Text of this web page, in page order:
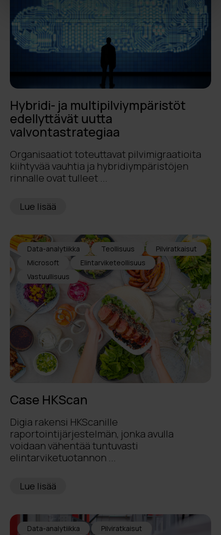
Hybridi- ja multipilviympäristöt
edellyttävät uutta
valvontastrategiaa
Organisaatiot toteuttavat pilvimigraatioita
kiihtyvää vauhtia ja hybridiympäristöjen
rinnalle ovat tulleet ...
Lue lisää
Data-analytiikka Teollisuus
Pilviratkaisut
Microsoft
Elintarviketeollisuus
Vastuullisuus
Case HKScan
Digia rakensi HKScanille
raportointijärjestelmän, jonka avulla
voidaan vähentää tuntuvasti
elintarviketuotannon ...
Lue lisää
Data-analytiikka Pilviratkaisut